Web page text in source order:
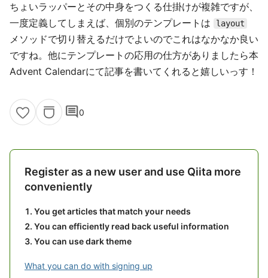
ちょいラッパーとその中身をつくる仕掛けが複雑ですが、
一度定義してしまえば、個別のテンプレートは
layout
メソッドで切り替えるだけでよいのでこれはなかなか良い
ですね。他にテンプレートの応用の仕方がありましたら本
Advent Calendarにて記事を書いてくれると嬉しいっす！
comment0
Register as a new user and use Qiita more
conveniently
You get articles that match your needs
You can efficiently read back useful information
You can use dark theme
What you can do with signing up